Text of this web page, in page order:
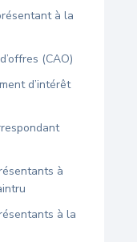
à la
(CAO)
d’intérêt
à
à la